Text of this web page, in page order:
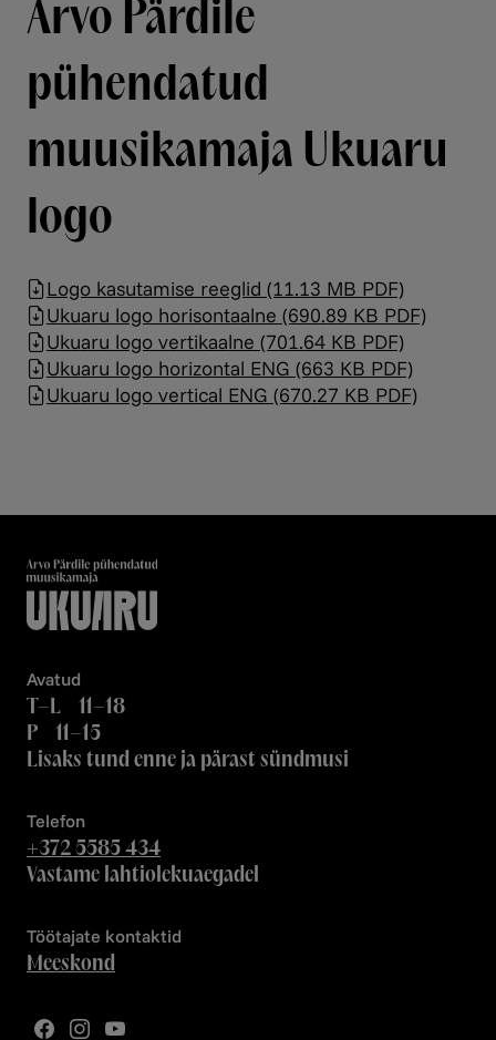
Arvo Pärdile
pühendatud
muusikamaja Ukuaru
logo
Logo kasutamise reeglid (11.13 MB PDF)
Ukuaru logo horisontaalne (690.89 KB PDF)
Ukuaru logo vertikaalne (701.64 KB PDF)
Ukuaru logo horizontal ENG (663 KB PDF)
Ukuaru logo vertical ENG (670.27 KB PDF)
Avatud
T–L 11–18
P 11–15
Lisaks tund enne ja pärast sündmusi
Telefon
+372 5585 434
Vastame lahtiolekuaegadel
Töötajate kontaktid
Meeskond